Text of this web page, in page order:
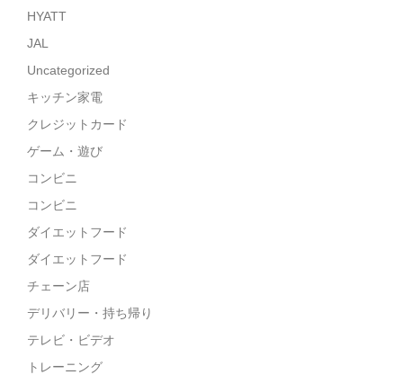
HYATT
JAL
Uncategorized
キッチン家電
クレジットカード
ゲーム・遊び
コンビニ
コンビニ
ダイエットフード
ダイエットフード
チェーン店
デリバリー・持ち帰り
テレビ・ビデオ
トレーニング